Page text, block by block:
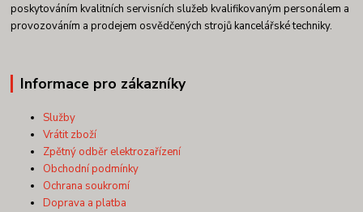
poskytováním kvalitních servisních služeb kvalifikovaným personálem a
provozováním a prodejem osvědčených strojů kancelářské techniky.
Informace pro zákazníky
Služby
Vrátit zboží
Zpětný odběr elektrozařízení
Obchodní podmínky
Ochrana soukromí
Doprava a platba